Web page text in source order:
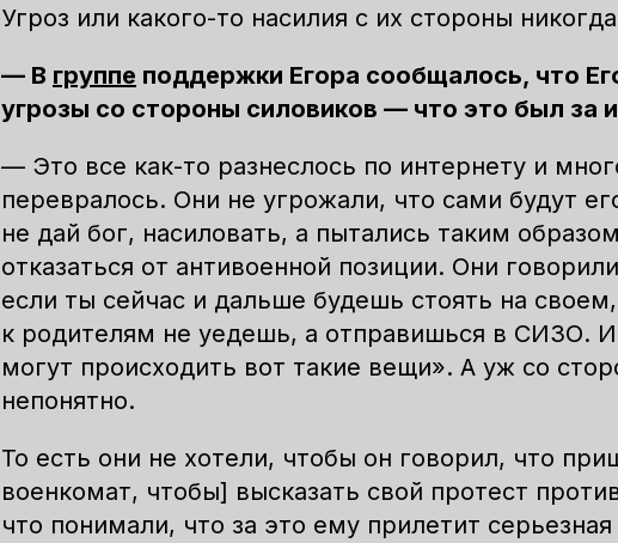
Угроз или какого-то насилия с их стороны
— В группе поддержки Егора сообщалось, что
угрозы со стороны силовиков — что это был за
— Это все как-то разнеслось по интернету и
перевралось. Они не угрожали, что сами будут
не дай бог, насиловать, а пытались таким
отказаться от антивоенной позиции. Они
если ты сейчас и дальше будешь стоять на
к родителям не уедешь, а отправишься в СИЗО.
могут происходить вот такие вещи». А уж со
непонятно.
То есть они не хотели, чтобы он говорил, что
военкомат, чтобы] высказать свой протест
что понимали, что за это ему прилетит